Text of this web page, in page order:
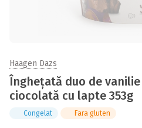
Haagen Dazs
Înghețată duo de
ciocolată cu lapte 353g
Congelat Fara gluten